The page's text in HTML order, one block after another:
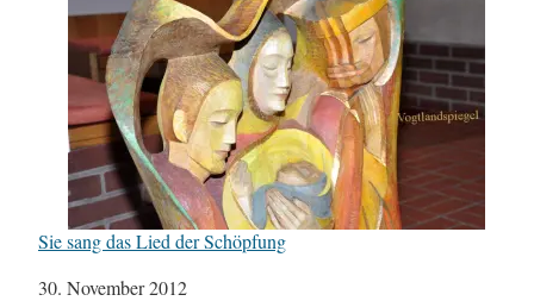
Sie sang das Lied der Schöpfung
Datum
30. November 2012